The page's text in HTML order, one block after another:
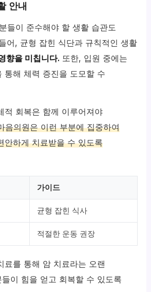
안내
들이 준수해야 할 생활 습관도
어, 균형 잡힌 식단과 규칙적인 생활
향을 미칩니다. 또한, 입원 중에는
통해 체력 증진을 도모할 수
적 회복은 함께 이루어져야
음의원은 이런 부분에 집중하여
안하게 치료받을 수 있도록
가이드
균형 잡힌 식사
적절한 운동 권장
료를 통해 암 치료라는 오랜
이 힘을 얻고 회복할 수 있도록